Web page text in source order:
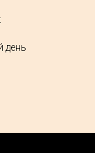
день